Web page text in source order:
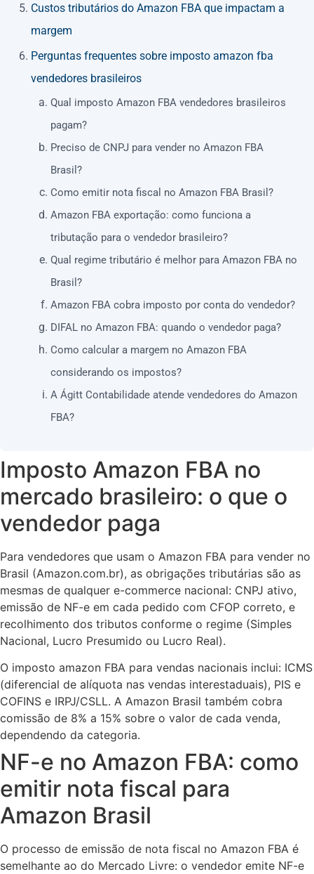
Custos tributários do Amazon FBA que impactam a
margem
Perguntas frequentes sobre imposto amazon fba
vendedores brasileiros
Qual imposto Amazon FBA vendedores brasileiros
pagam?
Preciso de CNPJ para vender no Amazon FBA
Brasil?
Como emitir nota fiscal no Amazon FBA Brasil?
Amazon FBA exportação: como funciona a
tributação para o vendedor brasileiro?
Qual regime tributário é melhor para Amazon FBA no
Brasil?
Amazon FBA cobra imposto por conta do vendedor?
DIFAL no Amazon FBA: quando o vendedor paga?
Como calcular a margem no Amazon FBA
considerando os impostos?
A Ágitt Contabilidade atende vendedores do Amazon
FBA?
Imposto Amazon FBA no
mercado brasileiro: o que o
vendedor paga
Para vendedores que usam o Amazon FBA para vender no
Brasil (Amazon.com.br), as obrigações tributárias são as
mesmas de qualquer e-commerce nacional: CNPJ ativo,
emissão de NF-e em cada pedido com CFOP correto, e
recolhimento dos tributos conforme o regime (Simples
Nacional, Lucro Presumido ou Lucro Real).
O imposto amazon FBA para vendas nacionais inclui: ICMS
(diferencial de alíquota nas vendas interestaduais), PIS e
COFINS e IRPJ/CSLL. A Amazon Brasil também cobra
comissão de 8% a 15% sobre o valor de cada venda,
dependendo da categoria.
NF-e no Amazon FBA: como
emitir nota fiscal para
Amazon Brasil
O processo de emissão de nota fiscal no Amazon FBA é
semelhante ao do Mercado Livre: o vendedor emite NF-e